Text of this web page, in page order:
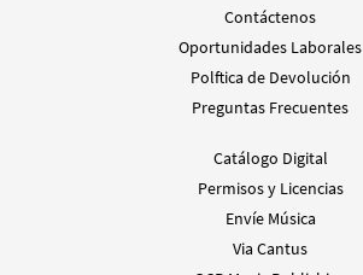
Contáctenos
Oportunidades Laborales
Polftica de Devolución
Preguntas Frecuentes
Catálogo Digital
Permisos y Licencias
Envíe Música
Via Cantus